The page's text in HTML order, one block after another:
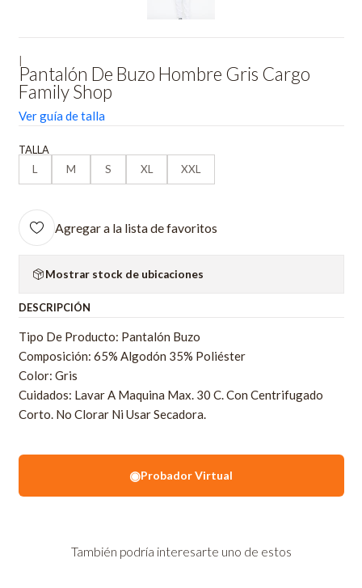
Pantalón De Buzo Hombre Gris Cargo
Family Shop
Ver guía de talla
TALLA
L
M S XL XXL
Agregar a la lista de favoritos
Mostrar stock de ubicaciones
DESCRIPCIÓN
Tipo De Producto: Pantalón Buzo
Composición: 65% Algodón 35% Poliéster
Color: Gris
Cuidados: Lavar A Maquina Max. 30 C. Con Centrifugado
Corto. No Clorar Ni Usar Secadora.
◉Probador Virtual
También podría interesarte uno de estos